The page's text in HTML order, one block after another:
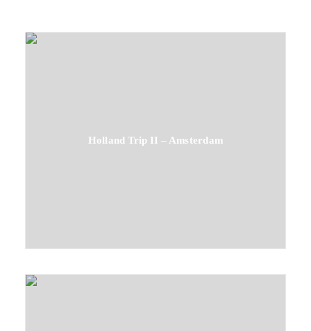
Holland Trip II – Amsterdam